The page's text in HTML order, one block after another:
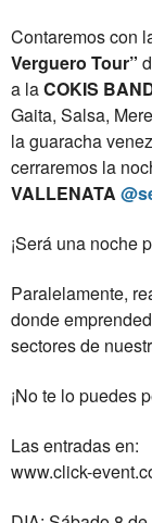
Contaremos con
Verguero Tour”
a laCOKIS
Gaita, Salsa,
la guaracha
cerraremos la
VALLENATA
¡Será una noche
Paralelamente,
donde
sectores de
¡No te lo puedes
Las entradas en:⁣
www.click-